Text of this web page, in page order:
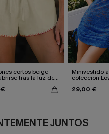
cortos beige
tras la luz del
Minivestido
colección
29,00 €
JUNTOS